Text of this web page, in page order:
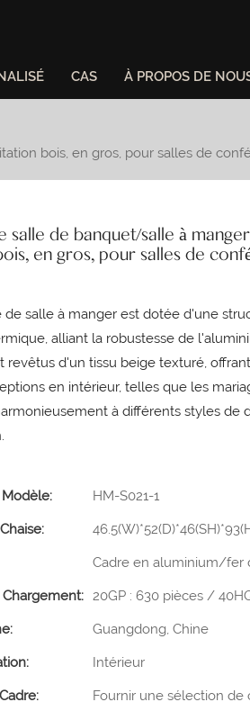
CAS À PROPOS DE
bois, en gros, pour salles de
salle de banquet/salle à
en gros, pour salles de
de salle à manger est dotée d'une
alliant la robustesse de
revêtus d'un tissu beige texturé,
en intérieur, telles que les
à différents styles de
HM-S021-1
Cadre en aluminium/fer
20GP : 630 pièces /
Guangdong, Chine
Intérieur
Fournir une sélection de